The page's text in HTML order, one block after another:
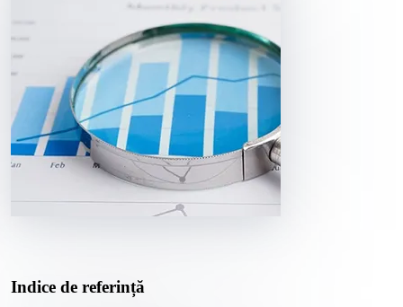
Indice de referință